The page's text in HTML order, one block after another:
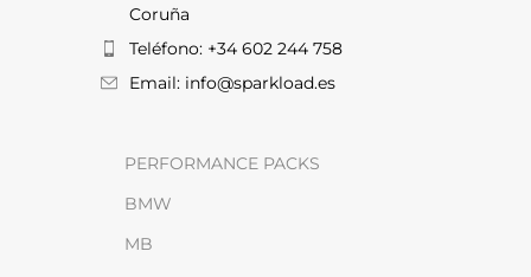
Coruña
Teléfono: +34 602 244 758
Email: info@sparkload.es
PERFORMANCE PACKS
BMW
MB